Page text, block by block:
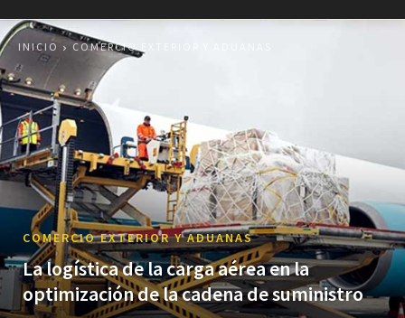
INICIO COMERCIO EXTERIOR Y ADUANAS
COMERCIO EXTERIOR Y ADUANAS
La logística de la carga aérea en la
optimización de la cadena de suministro